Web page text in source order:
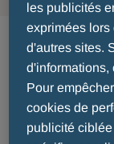
les publicités
exprimées lors
d'autres sites.
d'informations,
Pour
cookies de
publicité